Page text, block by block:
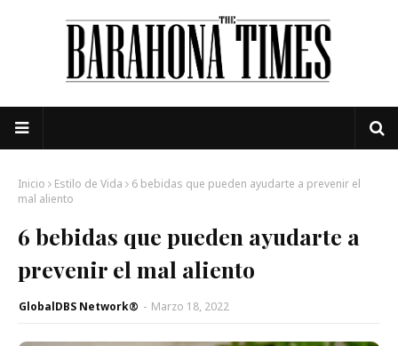
Inicio Estilo de Vida
6 bebidas que pueden ayudarte a prevenir el
mal aliento
6 bebidas que pueden ayudarte a
prevenir el mal aliento
GlobalDBS Network® - Marzo 18, 2022